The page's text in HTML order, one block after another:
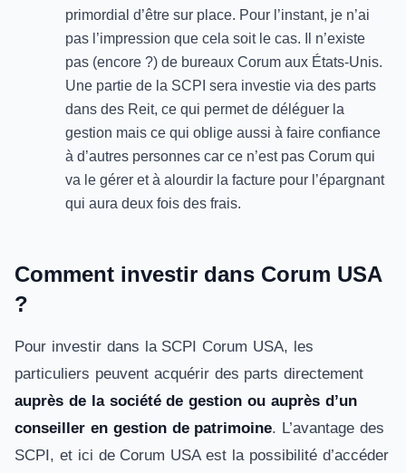
primordial d’être sur place. Pour l’instant, je n’ai
pas l’impression que cela soit le cas. Il n’existe
pas (encore ?) de bureaux Corum aux États-Unis.
Une partie de la SCPI sera investie via des parts
dans des Reit, ce qui permet de déléguer la
gestion mais ce qui oblige aussi à faire confiance
à d’autres personnes car ce n’est pas Corum qui
va le gérer et à alourdir la facture pour l’épargnant
qui aura deux fois des frais.
Comment investir dans Corum USA
?
Pour investir dans la SCPI Corum USA, les
particuliers peuvent acquérir des parts directement
auprès de la société de gestion ou auprès d’un
conseiller en gestion de patrimoine. L’avantage des
SCPI, et ici de Corum USA est la possibilité d’accéder